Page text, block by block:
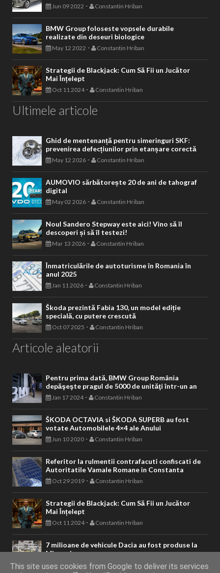
Jun 09 2022 - Constantin Hriban
BMW Group foloseste vopsele durabile
realizate din deseuri biologice
May 12 2022 - Constantin Hriban
Strategii de Blackjack: Cum Să Fii un Jucător
Mai Înțelept
Oct 11 2024- Constantin Hriban
Ultimele articole
Ghid de mentenanță pentru simeringuri SKF:
prevenirea defecțiunilor prin etanșare corectă
May 12 2026 - Constantin Hriban
AUMOVIO sărbătorește 20 de ani de tahograf
digital
May 02 2026 - Constantin Hriban
Noul Sandero Stepway este aici! Vino să îl
descoperi și să îl testezi!
Mar 13 2026 - Constantin Hriban
Înmatriculările de autoturisme în Romania în
anul 2025
Jan 11 2026 - Constantin Hriban
Škoda prezintă Fabia 130, un model ediție
specială, cu putere crescută
Oct 07 2025 - Constantin Hriban
Articole aleatorii
Pentru prima dată, BMW Group România
depăşeşte pragul de 5000 de unităţi într-un an
Jan 17 2024- Constantin Hriban
ŠKODA OCTAVIA si ŠKODA SUPERB au fost
votate Automobilele 4×4 ale Anului
Jun 10 2020 - Constantin Hriban
Referitor la rulmentii contrafacuti confiscati de
Autoritatile Vamale Romane in Constanta
Oct 29 2019 - Constantin Hriban
Strategii de Blackjack: Cum Să Fii un Jucător
Mai Înțelept
Oct 11 2024- Constantin Hriban
7 milioane de vehicule Dacia au fost produse la
Mioveni
Jan 28 2022- Constantin Hriban
This site uses cookies from Google to deliver its services